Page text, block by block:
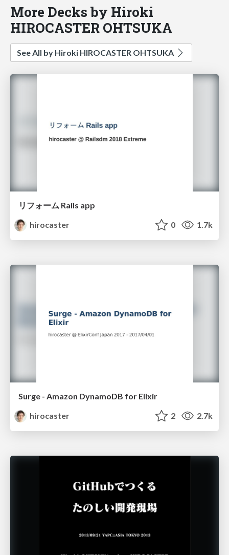
More Decks by Hiroki
HIROCASTER OHTSUKA
See All by Hiroki HIROCASTER OHTSUKA
リフォーム Rails app
hirocaster
0 1.7k
Surge - Amazon DynamoDB for Elixir
hirocaster
2 2.7k